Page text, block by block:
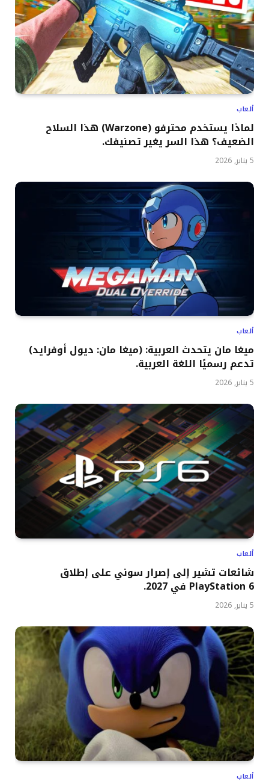
ألعاب
لماذا يستخدم محترفو (Warzone) هذا السلاح
الضعيف؟ هذا السر يغير تصنيفك.
5 يناير, 2026
ألعاب
ميغا مان يتحدث العربية: (ميغا مان: ديول أوفرايد)
تدعم رسميًا اللغة العربية.
5 يناير, 2026
ألعاب
شائعات تشير إلى إصرار سوني على إطلاق
PlayStation 6 في 2027.
5 يناير, 2026
ألعاب